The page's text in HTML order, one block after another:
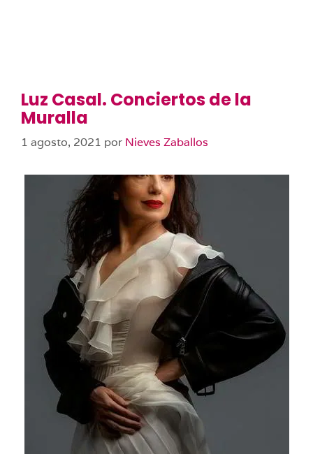
Luz Casal. Conciertos de la
Muralla
1 agosto, 2021 por Nieves Zaballos